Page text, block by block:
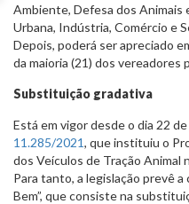
Ambiente, Defesa dos Animais
Urbana, Indústria, Comércio e
Depois, poderá ser apreciado
da maioria (21) dos vereadores
Substituição gradativa
Está em vigor desde o dia 22
11.285/2021, que instituiu o
dos Veículos de Tração Animal
Para tanto, a legislação prevê
Bem”, que consiste na